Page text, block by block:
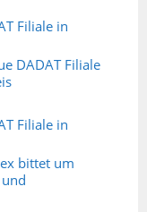
Filiale in
DADAT Filiale
Filiale in
bittet um